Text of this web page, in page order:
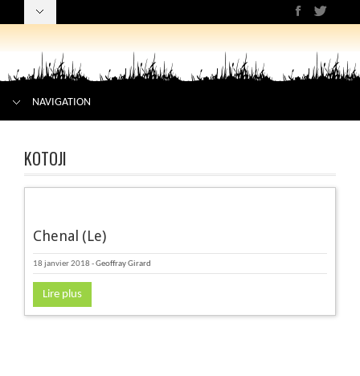
NAVIGATION
KOTOJI
Chenal (Le)
18 janvier 2018 -Geoffray Girard
Lire plus